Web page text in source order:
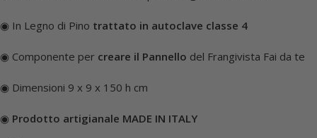
◉ Perno verticale ad Incastro perFrangivista Fai da te
◉ In Legno di Pinotrattato in autoclave classe 4
◉ Componente percreare il Pannello
◉ Dimensioni 9 x 9 x 150 h cm